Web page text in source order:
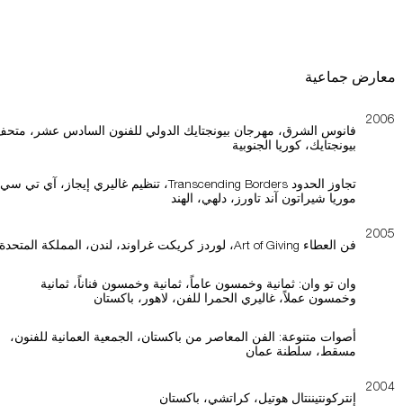
معارض جماعية
2006
فانوس الشرق، مهرجان بيونجتايك الدولي للفنون السادس عشر،
بيونجتايك، كوريا الجنوبية
تجاوز الحدود Transcending Borders، تنظيم غاليري إيجاز، آي تي ​​سي
موريا شيراتون آند تاورز، دلهي، الهند
2005
فن العطاء Art of Giving، لوردز كريكت غراوند، لندن، المملكة المتحدة
وان تو وان: ثمانية وخمسون عاماً، ثمانية وخمسون فناناً، ثمانية
وخمسون عملاً، غاليري الحمرا للفن، لاهور، باكستان
أصوات متنوعة: الفن المعاصر من باكستان، الجمعية العمانية للفنون،
مسقط، سلطنة عمان
2004
إنتركونتيننتال هوتيل، كراتشي، باكستان